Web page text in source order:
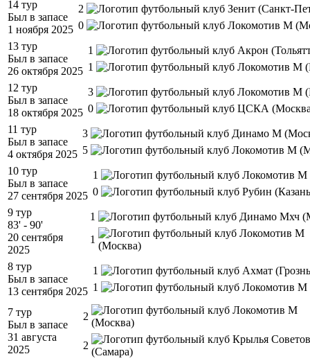
14 тур
Был в запасе
1 ноября 2025
2
0
13 тур
Был в запасе
26 октября 2025
1
1
12 тур
Был в запасе
18 октября 2025
3
0
11 тур
Был в запасе
4 октября 2025
3
5
10 тур
Был в запасе
27 сентября 2025
1
0
9 тур
83' - 90'
20 сентября
2025
1
1
8 тур
Был в запасе
13 сентября 2025
1
1
7 тур
Был в запасе
31 августа
2025
2
2